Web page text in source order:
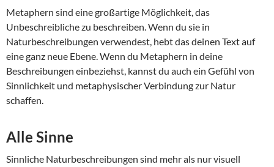
Metaphern sind eine großartige Möglichkeit, das
Unbeschreibliche zu beschreiben. Wenn du sie in
Naturbeschreibungen verwendest, hebt das deinen Text auf
eine ganz neue Ebene. Wenn du Metaphern in deine
Beschreibungen einbeziehst, kannst du auch ein Gefühl von
Sinnlichkeit und metaphysischer Verbindung zur Natur
schaffen.
Alle Sinne
Sinnliche Naturbeschreibungen sind mehr als nur visuell